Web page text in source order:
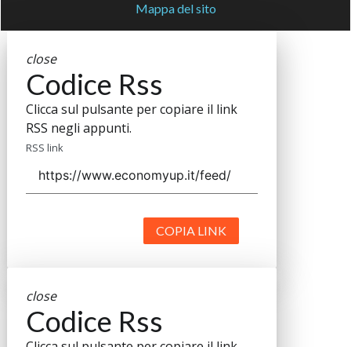
Mappa del sito
close
Codice Rss
Clicca sul pulsante per copiare il link
RSS negli appunti.
RSS link
COPIA LINK
close
Codice Rss